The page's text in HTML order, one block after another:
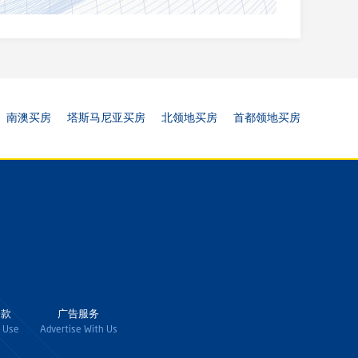
南澳买房 塔斯马尼亚买房 北领地买房 首都领地买房
Use
广告服务
Advertise With Us